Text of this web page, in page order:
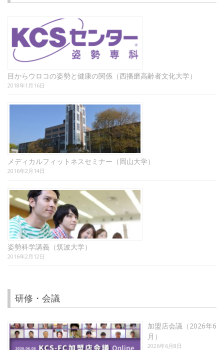
目からウロコの姿勢と健康の関係（西播磨高齢者文化大学）
2018年1月16日
メディカルフィットネスセミナー（岡山大学）
2016年2月14日
姿勢科学講義（筑波大学）
2016年2月12日
研修・会議
加盟店会議（2026年6
月）
2026年6月8日